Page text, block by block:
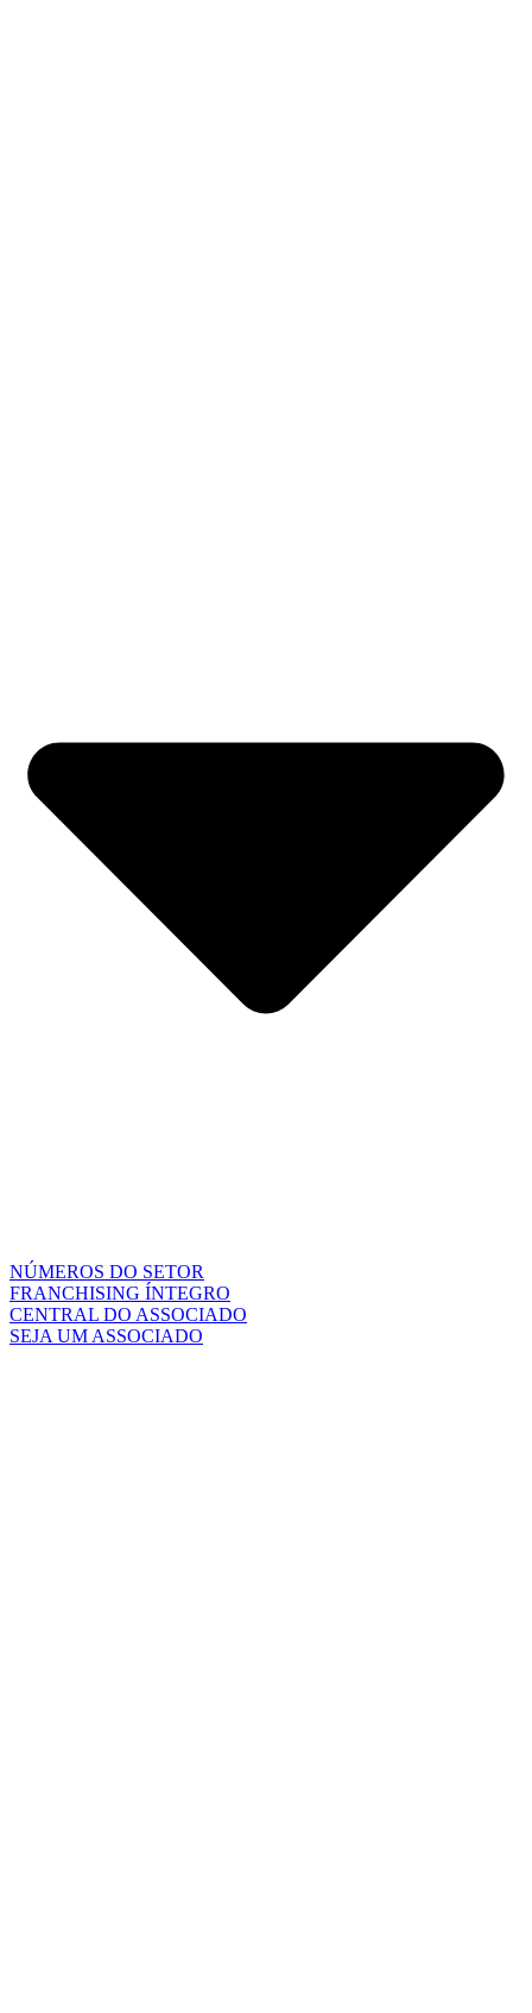
NÚMEROS DO SETOR
FRANCHISING ÍNTEGRO
CENTRAL DO ASSOCIADO
SEJA UM ASSOCIADO